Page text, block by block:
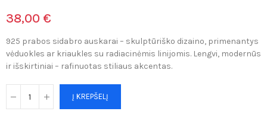
38,00 €
925 prabos sidabro auskarai – skulptūriško dizaino, primenantys
vėduokles ar kriaukles su radiacinėmis linijomis. Lengvi, modernūs
ir išskirtiniai – rafinuotas stiliaus akcentas.
Į KREPŠELĮ